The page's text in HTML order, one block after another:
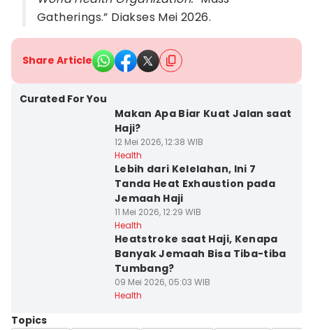
Gatherings.” Diakses Mei 2026.
Share Article
Curated For You
Makan Apa Biar Kuat Jalan saat
Haji?
12 Mei 2026, 12:38 WIB
Health
Lebih dari Kelelahan, Ini 7
Tanda Heat Exhaustion pada
Jemaah Haji
11 Mei 2026, 12:29 WIB
Health
Heatstroke saat Haji, Kenapa
Banyak Jemaah Bisa Tiba-tiba
Tumbang?
09 Mei 2026, 05:03 WIB
Health
Topics